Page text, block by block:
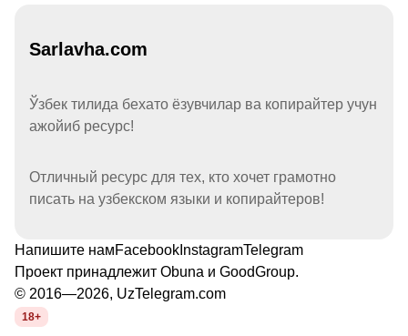
Sarlavha.com
Ўзбек тилида бехато ёзувчилар ва копирайтер учун
ажойиб ресурс!
Отличный ресурс для тех, кто хочет грамотно
писать на узбекском языки и копирайтеров!
Напишите намFacebook InstagramTelegram
Проект принадлежит Obuna и GoodGroup.
© 2016—2026, UzTelegram.com
18+